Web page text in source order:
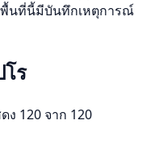
พื้นที่นี้มีบันทึกเหตุการณ์
ร
ง 120 จาก 120